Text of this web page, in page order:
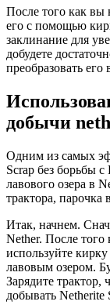
После того как
его с помощью
заклинание для
добудете
преобразовать его
добычи
Одним из самых
Scrap без борьбы с
лавового озера в
трактора, парочка
Итак, начнем.
Nether. После
используйте
лавовым озером.
Зарядите трактор,
добывать Netherite